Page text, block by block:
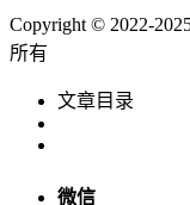
Copyright © 2022-
所有
文章目录
微信